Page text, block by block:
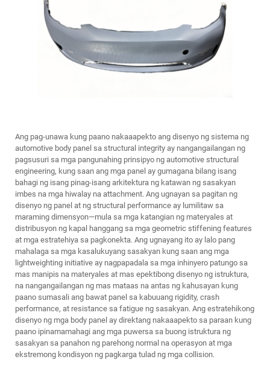
Ang pag-unawa kung paano nakaaapekto ang disenyo ng sistema ng
automotive body panel sa structural integrity ay nangangailangan ng
pagsusuri sa mga pangunahing prinsipyo ng automotive structural
engineering, kung saan ang mga panel ay gumagana bilang isang
bahagi ng isang pinag-isang arkitektura ng katawan ng sasakyan
imbes na mga hiwalay na attachment. Ang ugnayan sa pagitan ng
disenyo ng panel at ng structural performance ay lumilitaw sa
maraming dimensyon—mula sa mga katangian ng materyales at
distribusyon ng kapal hanggang sa mga geometric stiffening features
at mga estratehiya sa pagkonekta. Ang ugnayang ito ay lalo pang
mahalaga sa mga kasalukuyang sasakyan kung saan ang mga
lightweighting initiative ay nagpapadala sa mga inhinyero patungo sa
mas manipis na materyales at mas epektibong disenyo ng istruktura,
na nangangailangan ng mas mataas na antas ng kahusayan kung
paano sumasali ang bawat panel sa kabuuang rigidity, crash
performance, at resistance sa fatigue ng sasakyan. Ang estratehikong
disenyo ng mga body panel ay direktang nakaaapekto sa paraan kung
paano ipinamamahagi ang mga puwersa sa buong istruktura ng
sasakyan sa panahon ng parehong normal na operasyon at mga
ekstremong kondisyon ng pagkarga tulad ng mga collision.